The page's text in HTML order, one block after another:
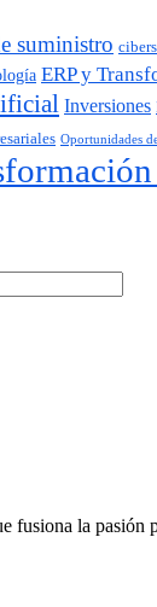
suministro
ERP y
Inversiones
Oportunidades
fusiona la